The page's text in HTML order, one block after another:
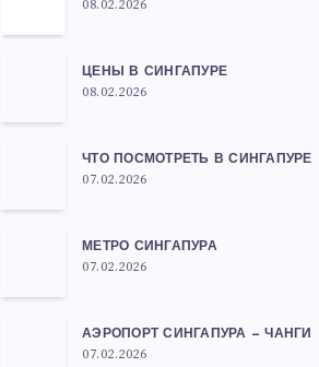
08.02.2026
ЦЕНЫ В СИНГАПУРЕ
08.02.2026
ЧТО ПОСМОТРЕТЬ В СИНГАПУРЕ
07.02.2026
МЕТРО СИНГАПУРА
07.02.2026
АЭРОПОРТ СИНГАПУРА — ЧАНГИ
07.02.2026